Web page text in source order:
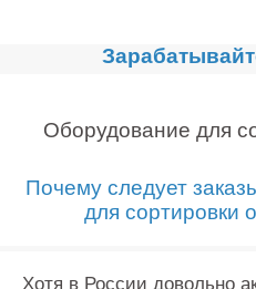
Главная
Дробильное
Оборудование для
Почему следует
для сортировки
Хотя в России довольно